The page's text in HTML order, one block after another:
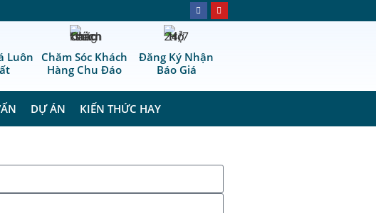
Luôn
Chăm Sóc Khách
Hàng Chu Đáo
Đăng Ký Nhận
Báo Giá
DỰ ÁN KIẾN THỨC HAY